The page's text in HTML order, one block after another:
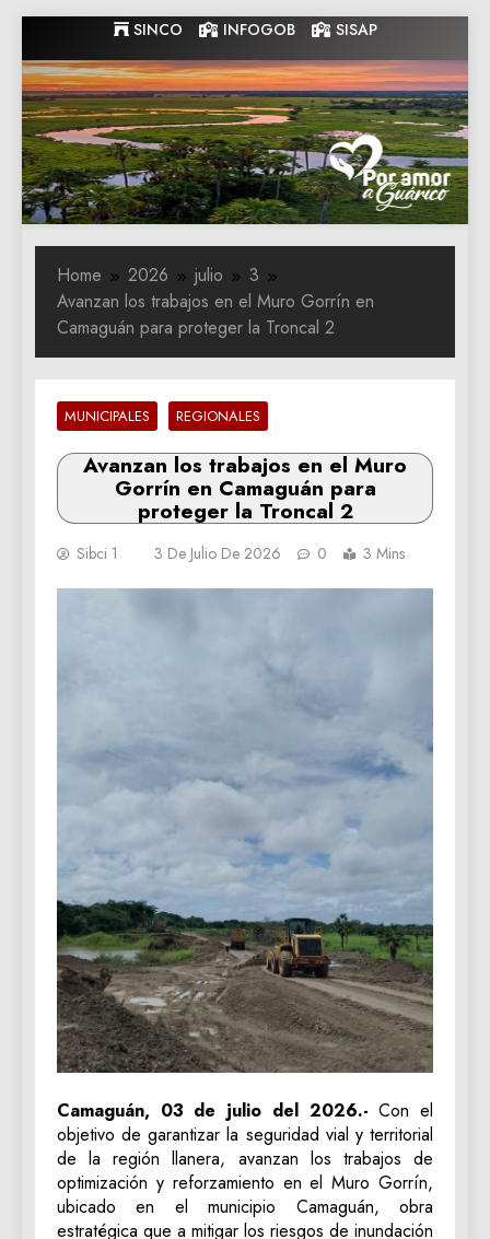
to
content
SINCO INFOGOB SISAP
Gobernacion
de Guarico
Gobernacion de Guarico
Home 2026 julio
3
Avanzan los trabajos en el Muro Gorrín en
Camaguán para proteger la Troncal 2
MUNICIPALES REGIONALES
Avanzan los trabajos en el Muro
Gorrín en Camaguán para
proteger la Troncal 2
Sibci 1 3 De Julio De 2026 0 3 Mins
Camaguán, 03 de julio del 2026.- Con el
objetivo de garantizar la seguridad vial y territorial
de la región llanera, avanzan los trabajos de
optimización y reforzamiento en el Muro Gorrín,
ubicado en el municipio Camaguán, obra
estratégica que a mitigar los riesgos de inundación